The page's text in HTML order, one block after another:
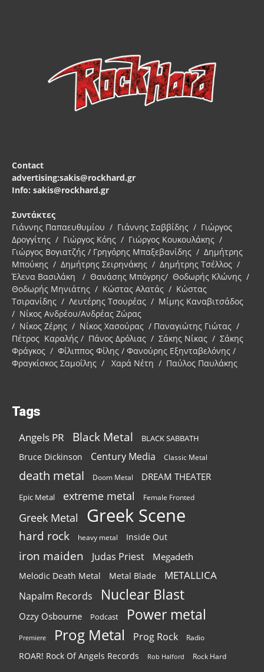
Contact
advertising:sakis@rockhard.gr
Info: sakis@rockhard.gr
Συντάκτες
Γιάννης Παπαευθυμίου / Γιάννης Σαββίδης / Γιώργος
Δρογγίτης / Γιώργος Κόης / Γιώργος Κουκουλάκης /
Γιώργος Βογιατζής / Γρηγόρης Μπαξεβανίδης / Δημήτρης
Μπούκης / Δημήτρης Σειρηνάκης / Δημήτρης Τσέλλος /
Έλενα Βασιλάκη / Θανάσης Μπόγρης/ Θοδωρής Κλώνης /
Θοδωρής Μηνιάτης / Κώστας Αλατάς / Κώστας
Τσιρανίδης / Λευτέρης Τσουρέας / Μίμης Καναβιτσάδος
/ Νίκος Ανδρέου/Ανδρέας Ζώρας
/ Νίκος Ζέρης / Νίκος Χασούρας / Παναγιώτης Γιώτας /
Πέτρος Καραλής / Πάνος Δρόλιας / Σάκης Νίκας / Σάκης
Φράγκος / Φίλιππος Φίλης / Φανούρης Εξηνταβελόνης /
Φραγκίσκος Σαμοΐλης / Χαρά Νέτη / Παύλος Παυλάκης
Tags
Angels PR Black Metal BLACK SABBATH
Bruce Dickinson Century Media Classic Metal
death metal Doom Metal DREAM THEATER
Epic Metal extreme metal Female Fronted
Greek Metal Greek Scene
hard rock heavy metal Inside Out
iron maiden Judas Priest Megadeth
Melodic Death Metal Metal Blade METALLICA
Napalm Records Nuclear Blast
Ozzy Osbourne Podcast Power metal
Premiere Prog Metal Prog Rock Radio
ROAR! Rock Of Angels Records Rob Halford Rock Hard